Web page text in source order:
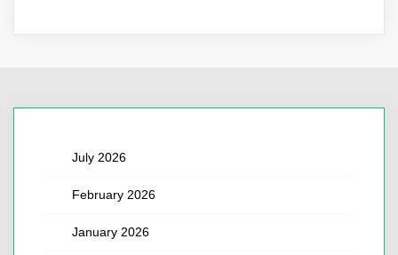
July 2026
February 2026
January 2026